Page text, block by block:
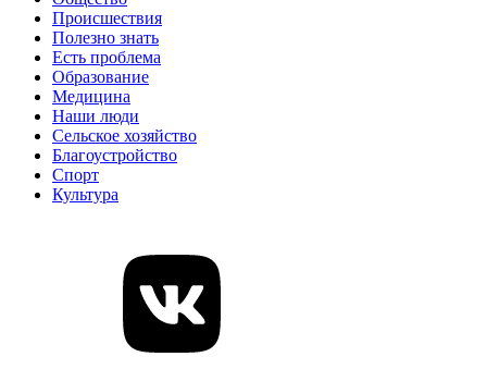
Происшествия
Полезно знать
Есть проблема
Образование
Медицина
Наши люди
Сельское хозяйство
Благоустройство
Спорт
Культура